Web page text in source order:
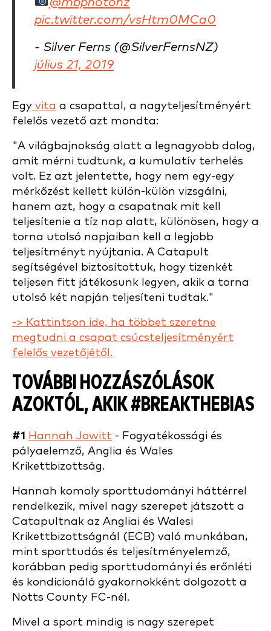
@mbphotonz
pic.twitter.com/vsHtm0MCa0
- Silver Ferns (@SilverFernsNZ)
július 21, 2019
Egy vita a csapattal, a nagyteljesítményért
felelős vezető azt mondta:
"A világbajnokság alatt a legnagyobb dolog,
amit mérni tudtunk, a kumulatív terhelés
volt. Ez azt jelentette, hogy nem egy-egy
mérkőzést kellett külön-külön vizsgálni,
hanem azt, hogy a csapatnak mit kell
teljesítenie a tíz nap alatt, különösen, hogy a
torna utolsó napjaiban kell a legjobb
teljesítményt nyújtania. A Catapult
segítségével biztosítottuk, hogy tizenkét
teljesen fitt játékosunk legyen, akik a torna
utolsó két napján teljesíteni tudtak."
-> Kattintson ide, ha többet szeretne
megtudni a csapat csúcsteljesítményért
felelős vezetőjétől.
TOVÁBBI HOZZÁSZÓLÁSOK
AZOKTÓL, AKIK #BREAKTHEBIAS
#1 Hannah Jowitt - Fogyatékossági és
pályaelemző, Anglia és Wales
Krikettbizottság.
Hannah komoly sporttudományi háttérrel
rendelkezik, mivel nagy szerepet játszott a
Catapultnak az Angliai és Walesi
Krikettbizottságnál (ECB) való munkában,
mint sporttudós és teljesítményelemző,
korábban pedig sporttudományi és erőnléti
és kondicionáló gyakornokként dolgozott a
Notts County FC-nél.
Mivel a sport mindig is nagy szerepet